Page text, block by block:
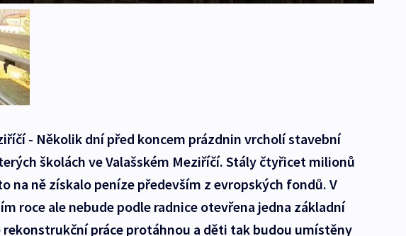
- Několik dní před koncem prázdnin vrcholí stavební
školách ve Valašském Meziříčí. Stály čtyřicet milionů
na ně získalo peníze především z evropských fondů. V
roce ale nebude podle radnice otevřena jedna základní
rekonstrukční práce protáhnou a děti tak budou umístěny